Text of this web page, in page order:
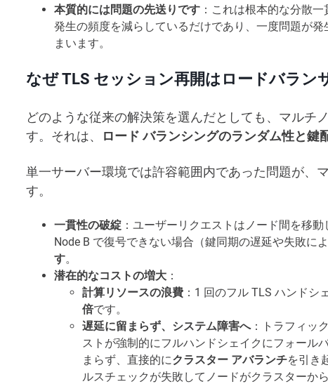
本質的には問題の先送りです ：これは根本的な分散
発生の頻度を減らしているだけであり、一度問題が
まいます。
なぜ TLS セッション再開はロードバラン
どのような従来の解決策を選んだとしても、マルチ
す。それは、
ロード バランシングのランダム性と鍵
単一サーバー環境では許容範囲内であった問題が、
す。
一貫性の破綻 ：ユーザーリクエストはノード間を移
Node B で復号できない場合（鍵同期の遅延や失敗によ
す。
潜在的なコストの増大 ：
計算リソースの浪費 ：1 回のフル TLS ハンドシ
倍です。
遅延に留まらず、システム障害へ：トラフィッ
ストが強制的にフルハンドシェイクにフォール
まらず、直接的にクラスター アバランチを引き
ルスチェックが失敗してノードがクラスターか